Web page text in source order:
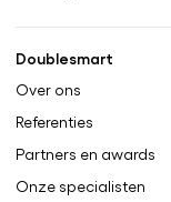
Doublesmart
Over ons
Referenties
Partners en awards
Onze specialisten